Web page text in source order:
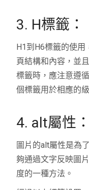
3. H標籤：
H1到H6標籤的使用
頁結構和內容，並
標籤時，應注意遵
個標籤用於相應的
4. alt屬性：
圖片的alt屬性是為
夠通過文字反映圖
度的一種方法。